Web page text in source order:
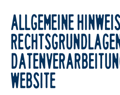
ALLGEMEINE
WEBSITE